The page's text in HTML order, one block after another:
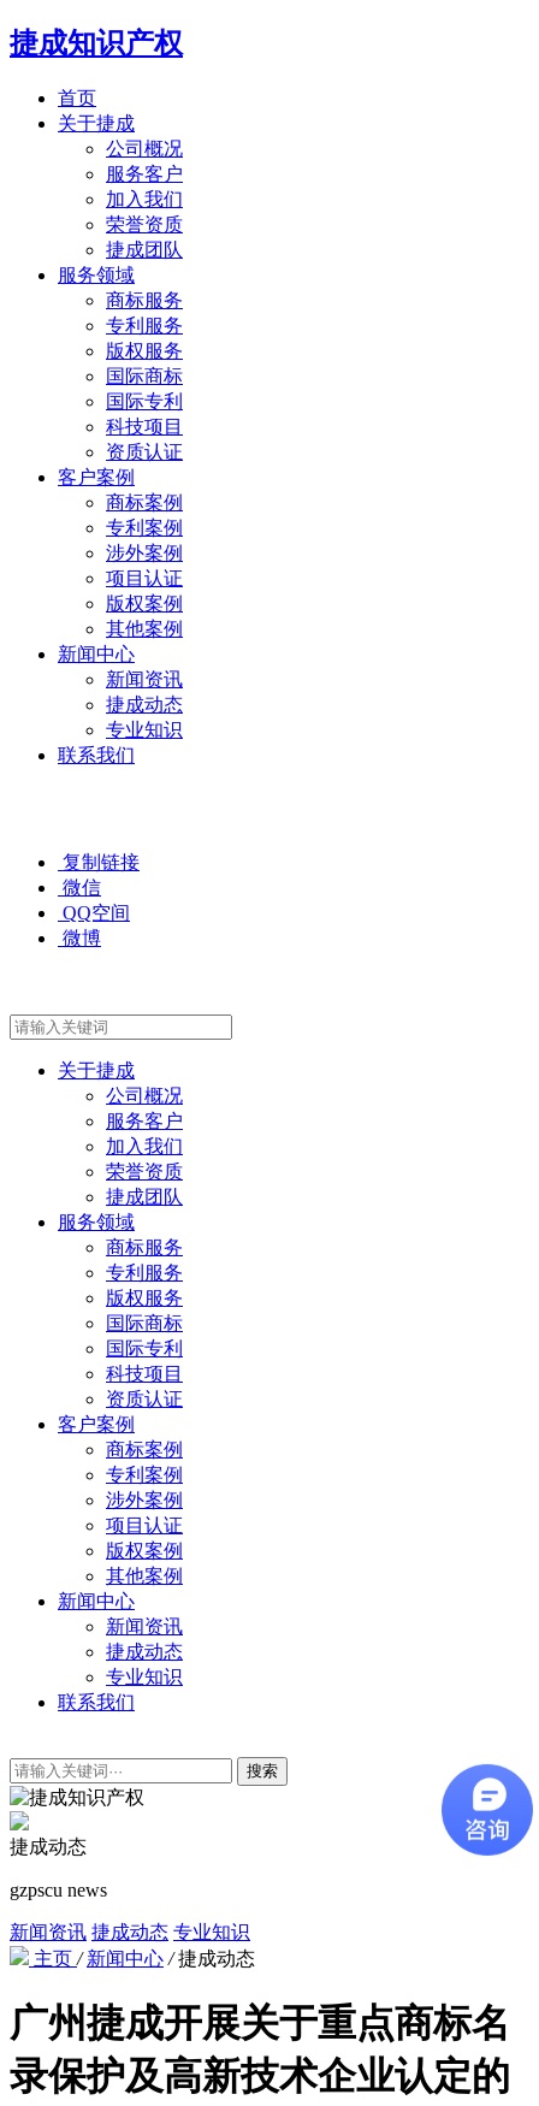
捷成知识产权
首页
关于捷成
公司概况
服务客户
加入我们
荣誉资质
捷成团队
服务领域
商标服务
专利服务
版权服务
国际商标
国际专利
科技项目
资质认证
客户案例
商标案例
专利案例
涉外案例
项目认证
版权案例
其他案例
新闻中心
新闻资讯
捷成动态
专业知识
联系我们
复制链接
微信
QQ空间
微博
关于捷成
公司概况
服务客户
加入我们
荣誉资质
捷成团队
服务领域
商标服务
专利服务
版权服务
国际商标
国际专利
科技项目
资质认证
客户案例
商标案例
专利案例
涉外案例
项目认证
版权案例
其他案例
新闻中心
新闻资讯
捷成动态
专业知识
联系我们
搜索
捷成动态
gzpscu news
新闻资讯 捷成动态 专业知识
主页 / 新闻中心 / 捷成动态
广州捷成开展关于重点商标名
录保护及高新技术企业认定的